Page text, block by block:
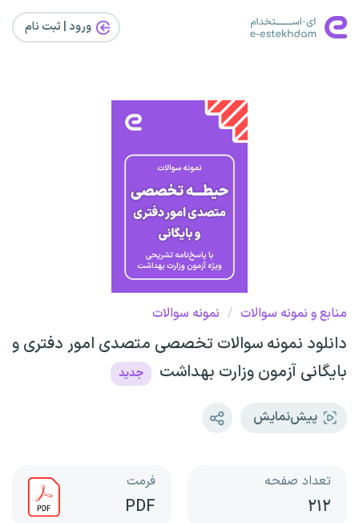
ورود | ثبت‌ نام
منابع و نمونه سوالات / نمونه سوالات
دانلود نمونه سوالات تخصصی متصدی امور دفتری و
بایگانی آزمون وزارت بهداشت
جدید
پیش‌نمایش
تعداد صفحه
۲۱۲
فرمت
PDF